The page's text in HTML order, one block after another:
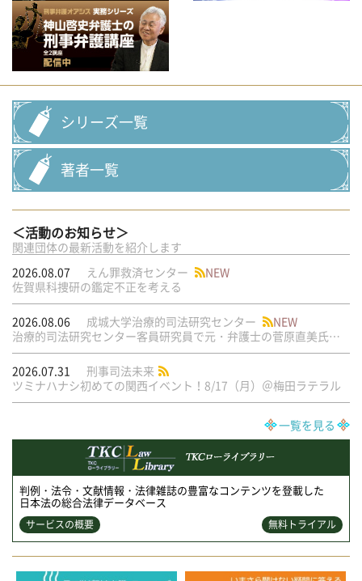
シリーズ一覧
著者一覧
＜活動のお知らせ＞
関連団体の最新活動を紹介します
2026.08.07
えん罪救済センター
NEW
佐賀県科捜研の鑑定不正を考える
2026.08.06 成城大学治療的司法研究センター
NEW
治療的司法研究センター客員研究員で元・弁護士の菅原直美氏の論文が公刊されました
2026.07.31
刑事司法未来
ツミナハナシ初めての関西イベント！8/17（月）＠梅田ラテラル
一覧を見る
判例・法令・文献情報・法律雑誌の豊富なコンテンツを登載した
日本法の総合法律データベース
サービスの概要 無料トライアル